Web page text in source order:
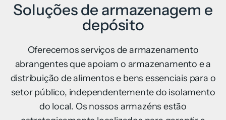
Soluções de armazenagem e
depósito
Oferecemos serviços de armazenamento
abrangentes que apoiam o armazenamento e a
distribuição de alimentos e bens essenciais para o
setor público, independentemente do isolamento
do local. Os nossos armazéns estão